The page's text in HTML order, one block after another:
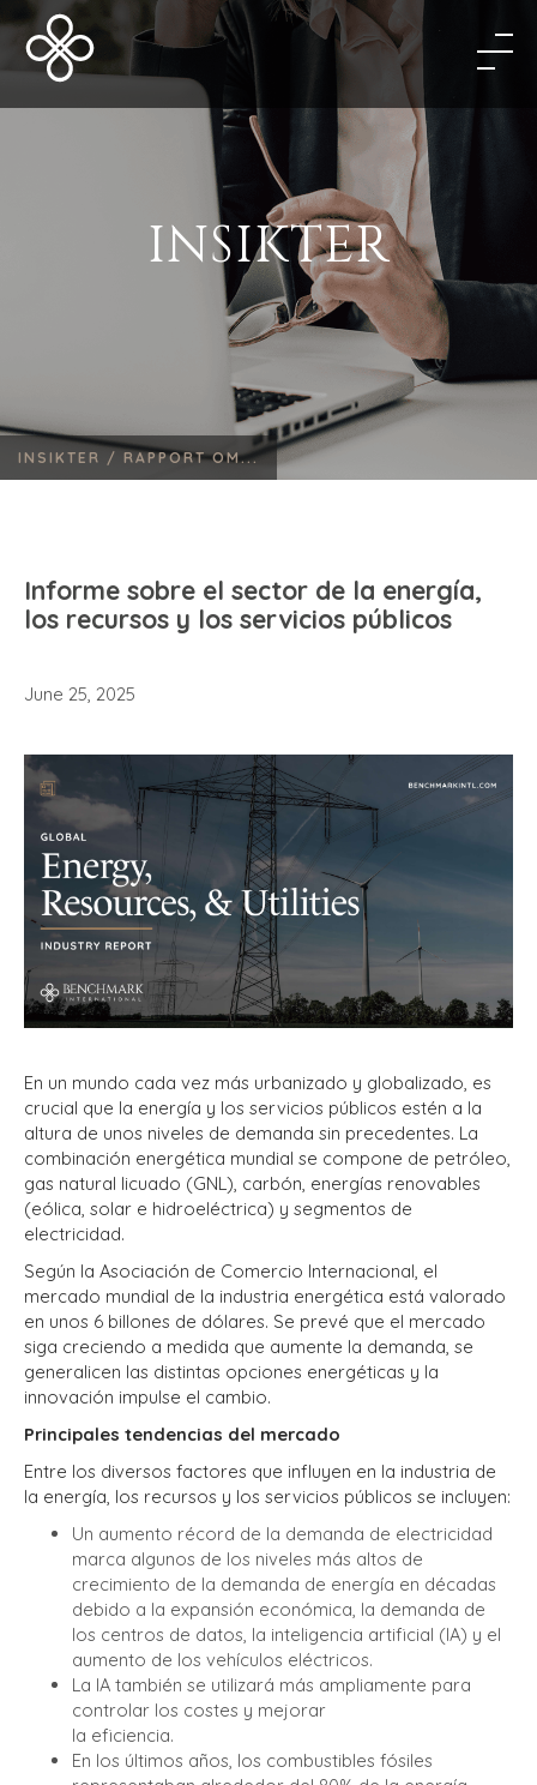
INSIKTER
INSIKTER / RAPPORT OM...
Informe sobre el sector de la energía,
los recursos y los servicios públicos
June 25, 2025
En un mundo cada vez más urbanizado y globalizado, es
crucial que la energía y los servicios públicos estén a la
altura de unos niveles de demanda sin precedentes. La
combinación energética mundial se compone de petróleo,
gas natural licuado (GNL), carbón, energías renovables
(eólica, solar e hidroeléctrica) y segmentos de
electricidad.
Según la Asociación de Comercio Internacional, el
mercado mundial de la industria energética está valorado
en unos 6 billones de dólares. Se prevé que el mercado
siga creciendo a medida que aumente la demanda, se
generalicen las distintas opciones energéticas y la
innovación impulse el cambio.
Principales tendencias del mercado
Entre los diversos factores que influyen en la industria de
la energía, los recursos y los servicios públicos se incluyen:
Un aumento récord de la demanda de electricidad
marca algunos de los niveles más altos de
crecimiento de la demanda de energía en décadas
debido a la expansión económica, la demanda de
los centros de datos, la inteligencia artificial (IA) y el
aumento de los vehículos eléctricos.
La IA también se utilizará más ampliamente para
controlar los costes y mejorar
la eficiencia.
En los últimos años, los combustibles fósiles